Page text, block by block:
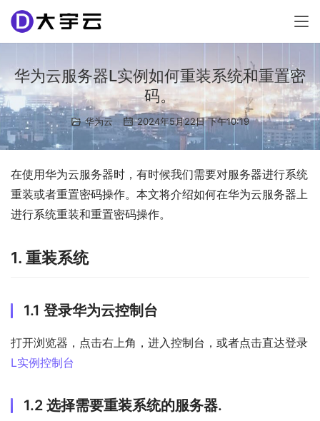
华为云服务器L实例如何重装系统和重置密
码。
华为云 2024年5月22日 下午10:19
在使用华为云服务器时，有时候我们需要对服务器进行系统
重装或者重置密码操作。本文将介绍如何在华为云服务器上
进行系统重装和重置密码操作。
1. 重装系统
1.1 登录华为云控制台
打开浏览器，点击右上角，进入控制台，或者点击直达登录
L实例控制台
1.2 选择需要重装系统的服务器.